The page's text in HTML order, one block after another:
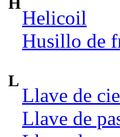
Helicoil
Husillo de
L
Llave de
Llave de